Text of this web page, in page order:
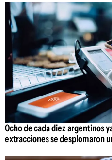
Ocho de cada diez argentinos
extracciones se desplomaron